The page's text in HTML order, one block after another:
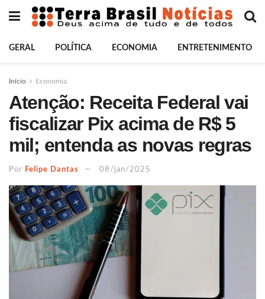
GERAL POLÍTICA ECONOMIA ENTRETENIMENTO
Início Economia
Atenção: Receita Federal vai
fiscalizar Pix acima de R$ 5
mil; entenda as novas regras
Por Felipe Dantas 08/jan/2025